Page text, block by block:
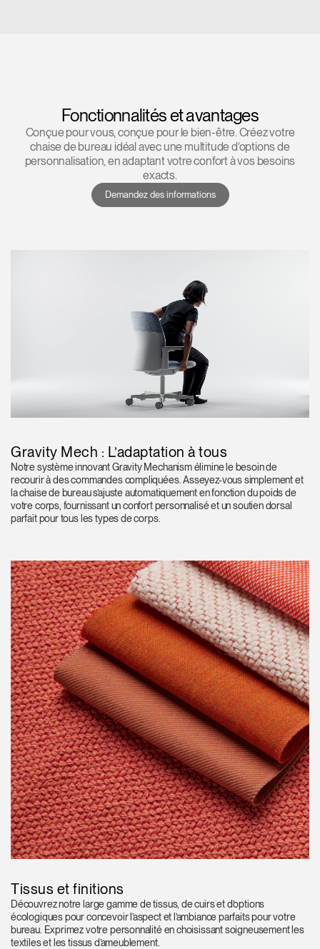
Fonctionnalités et avantages
Conçue pour vous, conçue pour le bien-être. Créez votre
chaise de bureau idéal avec une multitude d’options de
personnalisation, en adaptant votre confort à vos besoins
exacts.
Demandez des informations
Gravity Mech : L’adaptation à tous
Notre système innovant Gravity Mechanism élimine le besoin de
recourir à des commandes compliquées. Asseyez-vous simplement et
la chaise de bureau s’ajuste automatiquement en fonction du poids de
votre corps, fournissant un confort personnalisé et un soutien dorsal
parfait pour tous les types de corps.
Tissus et finitions
Découvrez notre large gamme de tissus, de cuirs et d’options
écologiques pour concevoir l’aspect et l’ambiance parfaits pour votre
bureau. Exprimez votre personnalité en choisissant soigneusement les
textiles et les tissus d’ameublement.